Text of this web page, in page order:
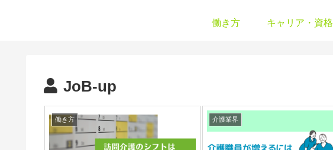
働き方 キャリア・資格
JoB-up
働き方 介護業界